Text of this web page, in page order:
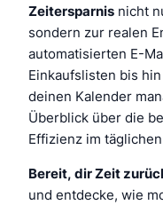
Zeitersparnis nicht
sondern zur realen
automatisierten E-
Einkaufslisten bis
deinen Kalender
Überblick über die
Effizienz im
Bereit, dir Zeit
und entdecke, wie